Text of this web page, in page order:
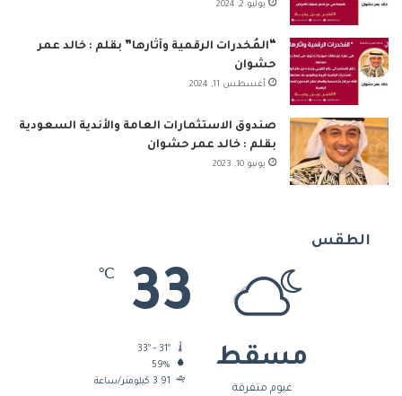
يوليو 2, 2024
“المُخدرات الرقمية وآثارها” بقلم : خالد عمر
حشوان
أغسطس 11, 2024
صندوق الاستثمارات العامة والأندية السعودية
بقلم : خالد عمر حشوان
يونيو 10, 2023
الطقس
مسقط
غيوم متفرقة
33
℃
59%
3.91 كيلومتر/ساعة